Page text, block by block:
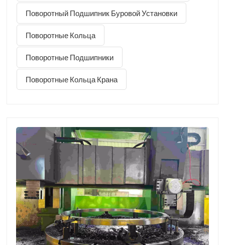
высокоточных поворотных подшипников. Понимая
стратегическую важность этого оборудования для
директоров постоянно присутствует в цехе, лично
контролируя технические показатели. Его частые
выездные проверки подчеркивают абсолютную,
всеобъемлющую приверженность нашей организации
бескомпромиссному контролю качества.В то время как
Поворотный Подшипник Буровой Установки
Поворотные Кольца
Поворотные Подшипники
Поворотные Кольца Крана